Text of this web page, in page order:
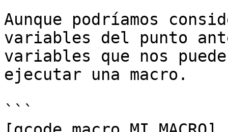
Aunque podríamos
variables del punto
variables que nos
ejecutar una macro.
```